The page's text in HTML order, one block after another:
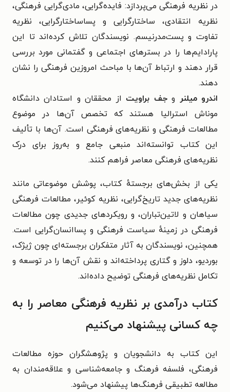
در نظریه فرهنگی می‌پردازد: فایده‌گرایی، مادی‌گرایی فرهنگی،
نظریه انتقادی، ساختارگرایی و پساساختارگرایی، نظریه
تفاوت و پست‌مدرنیسم. نویسندگان تلاش کرده‌اند تا این
پارادایم‌ها را در بسترهای اجتماعی و گفتمانی مورد بررسی
قرار دهند و ارتباط آن‌ها با مباحث امروزین فرهنگی را نشان
دهند.
اندرو میلنر وجف براویت از محققان و استادان دانشگاه
موناش استرالیا هستند که تخصص آن‌ها در موضوع
مطالعات فرهنگی و نظریه‌های فرهنگی است. آن‌ها با تألیف
این کتاب توانسته‌اند منبعی جامع و به‌روز برای درک
نظریه‌های فرهنگی معاصر فراهم کنند.
یکی از بخش‌های برجستهٔ کتاب، پوشش موضوعاتی مانند
نظریه‌های جدید تاریخ‌گرایی، نظریه کوئیر، مطالعات فرهنگی
سیاهان و لاتین‌تباران، و رویکردهای جدیدی چون مطالعات
فرهنگی در زمینهٔ سیاست فرهنگی و پساانسان‌گرایی است.
همچنین، نویسندگان به آثار متفکران برجسته‌ای چون ژیژک،
بوردیو، دلوز و گتاری پرداخته‌اند و نقش آن‌ها را در توسعه و
تکامل نظریه‌های فرهنگی توضیح داده‌اند.
کتاب درآمدی بر نظریه فرهنگی معاصر را به
چه کسانی پیشنهاد می‌کنیم
این کتاب به دانشجویان و پژوهشگران حوزه مطالعات
فرهنگی، فلسفه فرهنگ و جامعه‌شناسی و علاقه‌مندان به
مطالعه تطبیقی فرهنگ‌ها پیشنهاد می‌شود.